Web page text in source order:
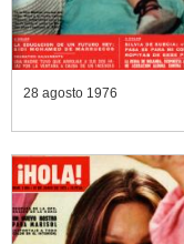
28 agosto 1976